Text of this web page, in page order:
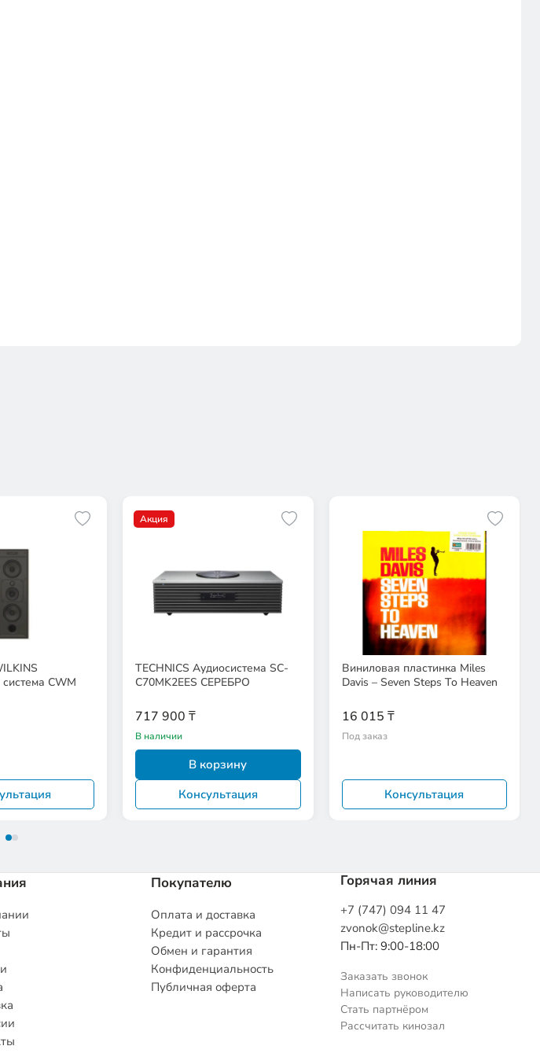
CWM
Акция
TECHNICS Аудиосистема SC-
C70MK2EES СЕРЕБРО
717 900 ₸
В наличии
В корзину
Консультация
Виниловая пластинка Miles
Davis – Seven Steps To Heaven
16 015 ₸
Под заказ
Консультация
Покупателю
Оплата и доставка
Кредит и рассрочка
Обмен и гарантия
Конфиденциальность
Публичная оферта
Горячая линия
+7 (747) 094 11 47
zvonok@stepline.kz
Пн-Пт: 9:00-18:00
Заказать звонок
Написать руководителю
Стать партнёром
Рассчитать кинозал